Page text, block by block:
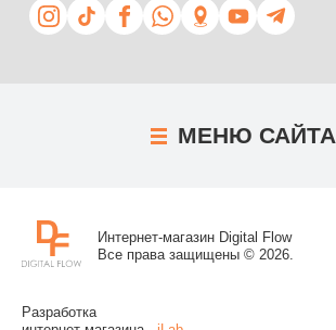
МЕНЮ САЙТА
Интернет-магазин Digital Flow
Все права защищены © 2026.
Разработка